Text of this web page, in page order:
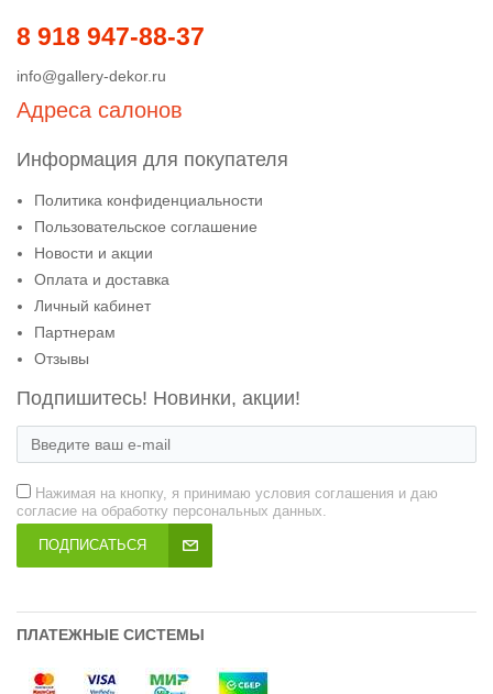
8 918 947-88-37
info@gallery-dekor.ru
Адреса салонов
Информация для покупателя
Политика конфиденциальности
Пользовательское соглашение
Новости и акции
Оплата и доставка
Личный кабинет
Партнерам
Отзывы
Подпишитесь! Новинки, акции!
Нажимая на кнопку, я принимаю условия соглашения и даю
согласие на обработку персональных данных.
ПОДПИСАТЬСЯ
ПЛАТЕЖНЫЕ СИСТЕМЫ